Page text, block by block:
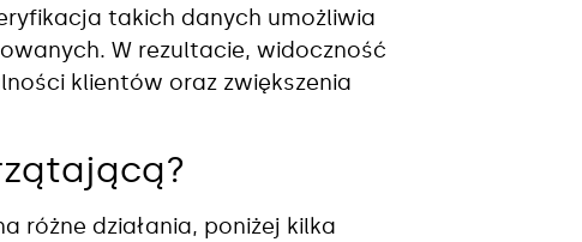
takich danych umożliwia
W rezultacie, widoczność
klientów oraz zwiększenia
różne działania, poniżej kilka